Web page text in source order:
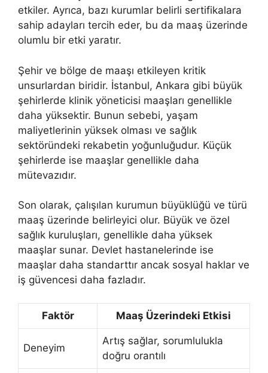
etkiler. Ayrıca, bazı kurumlar belirli sertifikalara
sahip adayları tercih eder, bu da maaş üzerinde
olumlu bir etki yaratır.
Şehir ve bölge de maaşı etkileyen kritik
unsurlardan biridir. İstanbul, Ankara gibi büyük
şehirlerde klinik yöneticisi maaşları genellikle
daha yüksektir. Bunun sebebi, yaşam
maliyetlerinin yüksek olması ve sağlık
sektöründeki rekabetin yoğunluğudur. Küçük
şehirlerde ise maaşlar genellikle daha
mütevazıdır.
Son olarak, çalışılan kurumun büyüklüğü ve türü
maaş üzerinde belirleyici olur. Büyük ve özel
sağlık kuruluşları, genellikle daha yüksek
maaşlar sunar. Devlet hastanelerinde ise
maaşlar daha standarttır ancak sosyal haklar ve
iş güvencesi daha fazladır.
Faktör Maaş Üzerindeki Etkisi
Deneyim
Artış sağlar, sorumlulukla
doğru orantılı